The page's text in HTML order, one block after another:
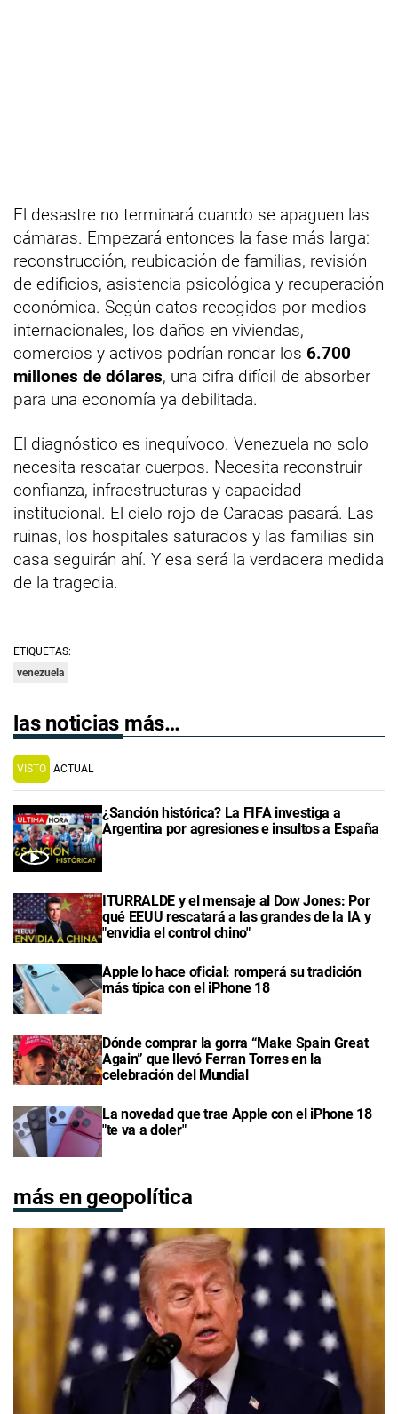
El desastre no terminará cuando se apaguen las
cámaras. Empezará entonces la fase más larga:
reconstrucción, reubicación de familias, revisión
de edificios, asistencia psicológica y recuperación
económica. Según datos recogidos por medios
internacionales, los daños en viviendas,
comercios y activos podrían rondar los 6.700
millones de dólares, una cifra difícil de absorber
para una economía ya debilitada.
El diagnóstico es inequívoco. Venezuela no solo
necesita rescatar cuerpos. Necesita reconstruir
confianza, infraestructuras y capacidad
institucional. El cielo rojo de Caracas pasará. Las
ruinas, los hospitales saturados y las familias sin
casa seguirán ahí. Y esa será la verdadera medida
de la tragedia.
ETIQUETAS:
venezuela
las noticias más…
VISTO ACTUAL
¿Sanción histórica? La FIFA investiga a
Argentina por agresiones e insultos a España
ITURRALDE y el mensaje al Dow Jones: Por
qué EEUU rescatará a las grandes de la IA y
"envidia el control chino"
Apple lo hace oficial: romperá su tradición
más típica con el iPhone 18
Dónde comprar la gorra “Make Spain Great
Again” que llevó Ferran Torres en la
celebración del Mundial
La novedad que trae Apple con el iPhone 18
"te va a doler"
más en geopolítica